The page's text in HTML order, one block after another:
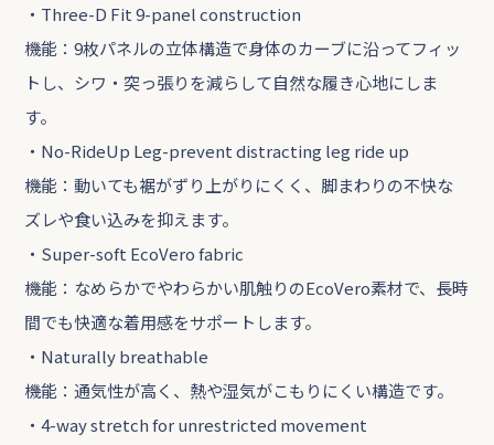
・Three-D Fit 9-panel construction
機能：9枚パネルの立体構造で身体のカーブに沿ってフィッ
トし、シワ・突っ張りを減らして自然な履き心地にしま
す。
・No-RideUp Leg-prevent distracting leg ride up
機能：動いても裾がずり上がりにくく、脚まわりの不快な
ズレや食い込みを抑えます。
・Super-soft EcoVero fabric
機能：なめらかでやわらかい肌触りのEcoVero素材で、長時
間でも快適な着用感をサポートします。
・Naturally breathable
機能：通気性が高く、熱や湿気がこもりにくい構造です。
・4-way stretch for unrestricted movement